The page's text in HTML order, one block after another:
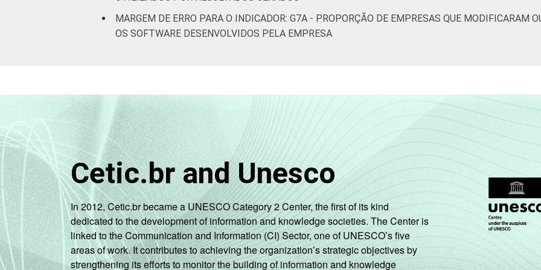
que constituem os seguintes segmentos da CNAE 2.0 (C, F, G, H, I, J, L, M, N, R e S). Respostas
coletados entre setembro de 2014 e março de 2015.
MARGEM DE ERRO PARA O INDICADOR: G7A - PROPORÇÃO DE EMPRESAS QUE MODIFICARAM
OS SOFTWARE DESENVOLVIDOS PELA EMPRESA
Cetic.br and Unesco
In 2012, Cetic.br became a UNESCO Category 2 Center, the first of its kind
dedicated to the development of information and knowledge societies. The Center is
linked to the Communication and Information (CI) Sector, one of UNESCO’s five
areas of work. It contributes to achieving the organization’s strategic objectives by
strengthening its efforts to monitor the building of information and knowledge